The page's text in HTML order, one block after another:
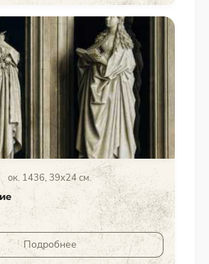
ок. 1436, 39x24 см.
Подробнее